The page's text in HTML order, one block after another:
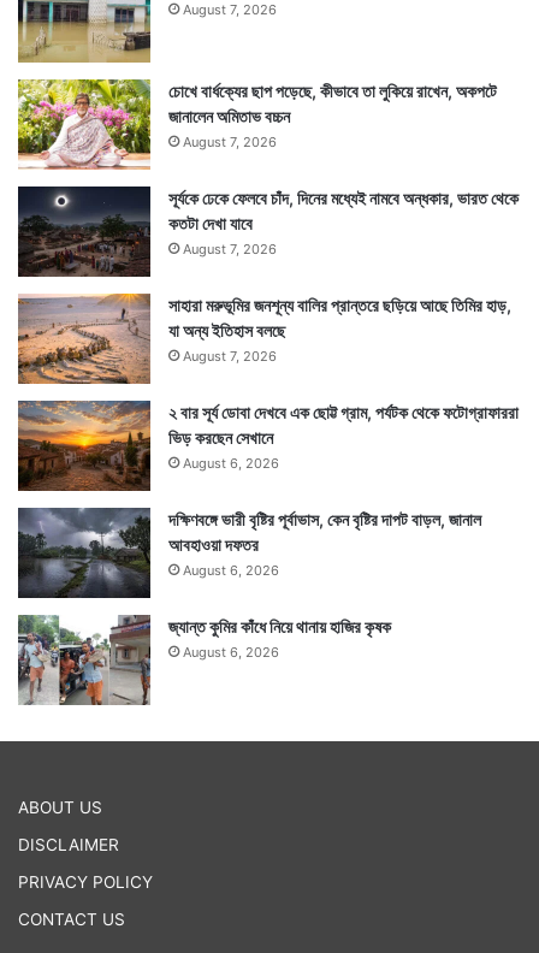
August 7, 2026
চোখে বার্ধক্যের ছাপ পড়েছে, কীভাবে তা লুকিয়ে রাখেন, অকপটে
জানালেন অমিতাভ বচ্চন
August 7, 2026
সূর্যকে ঢেকে ফেলবে চাঁদ, দিনের মধ্যেই নামবে অন্ধকার, ভারত থেকে
কতটা দেখা যাবে
August 7, 2026
সাহারা মরুভূমির জনশূন্য বালির প্রান্তরে ছড়িয়ে আছে তিমির হাড়,
যা অন্য ইতিহাস বলছে
August 7, 2026
২ বার সূর্য ডোবা দেখবে এক ছোট্ট গ্রাম, পর্যটক থেকে ফটোগ্রাফাররা
ভিড় করছেন সেখানে
August 6, 2026
দক্ষিণবঙ্গে ভারী বৃষ্টির পূর্বাভাস, কেন বৃষ্টির দাপট বাড়ল, জানাল
আবহাওয়া দফতর
August 6, 2026
জ্যান্ত কুমির কাঁধে নিয়ে থানায় হাজির কৃষক
August 6, 2026
ABOUT US
DISCLAIMER
PRIVACY POLICY
CONTACT US